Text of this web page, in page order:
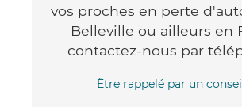
vos proches en perte
Belleville ou ailleurs en
contactez-nous par
Être rappelé par un